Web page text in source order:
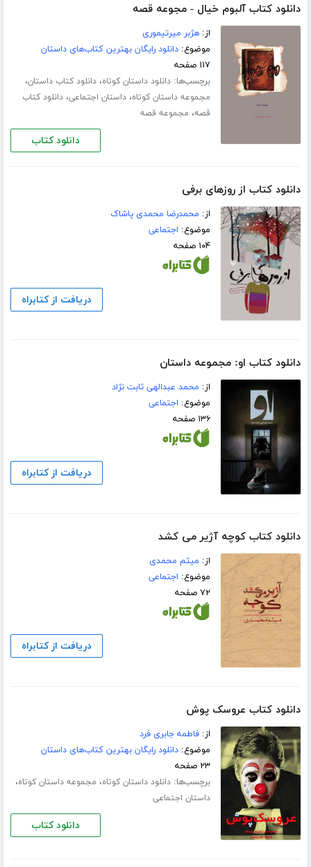
دانلود کتاب آلبوم خیال - مجوعه قصه
از:هژبر میرتیموری
موضوع:دانلود رایگان بهترین کتاب‌های داستان
۱۱۷ صفحه
برچسب‌ها:دانلود داستان کوتاه،دانلود کتاب داستان،
مجموعه داستان کوتاه،داستان اجتماعی،دانلود کتاب
قصه، مجموعه قصه
دانلود کتاب
دانلود کتاب از روزهای برفی
از: محمدرضا محمدی پاشاک
موضوع: اجتماعی
۱۰۴ صفحه
دریافت از کتابراه
دانلود کتاب او: مجموعه داستان
از: محمد عبدالهی ثابت نژاد
موضوع: اجتماعی
۱۳۶ صفحه
دریافت از کتابراه
دانلود کتاب کوچه آژیر می کشد
از: میثم محمدی
موضوع: اجتماعی
۷۲ صفحه
دریافت از کتابراه
دانلود کتاب عروسک پوش
از:فاطمه جابری فرد
موضوع:دانلود رایگان بهترین کتاب‌های داستان
۲۳ صفحه
برچسب‌ها:دانلود داستان کوتاه، مجموعه داستان کوتاه،
داستان اجتماعی
دانلود کتاب